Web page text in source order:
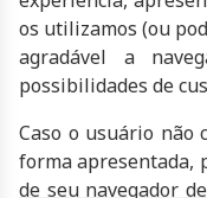
os utilizamos (ou
agradável a
possibilidades de
Caso o usuário não
forma apresentada,
de seu navegador